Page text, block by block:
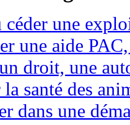
céder une
une aide
droit, une
santé des
dans une